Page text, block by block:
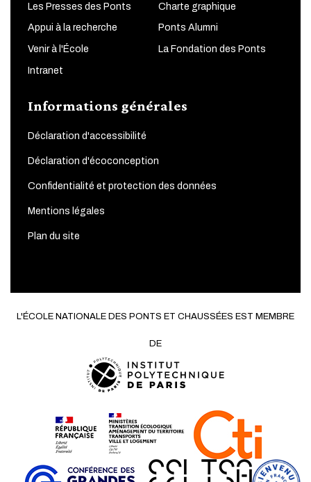
Les Presses des Ponts Charte graphique
Appui à la recherche Ponts Alumni
Venir à l'École La Fondation des Ponts
Intranet
Informations générales
Déclaration d'accessibilité
Déclaration d'écoconception
Confidentialité et protection des données
Mentions légales
Plan du site
L'ÉCOLE NATIONALE DES PONTS ET CHAUSSÉES EST MEMBRE
DE